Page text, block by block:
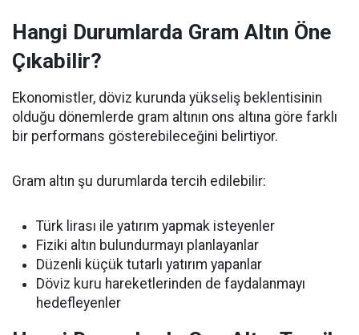
Hangi Durumlarda Gram Altın Öne
Çıkabilir?
Ekonomistler, döviz kurunda yükseliş beklentisinin
olduğu dönemlerde gram altının ons altına göre farklı
bir performans gösterebileceğini belirtiyor.
Gram altın şu durumlarda tercih edilebilir:
Türk lirası ile yatırım yapmak isteyenler
Fiziki altın bulundurmayı planlayanlar
Düzenli küçük tutarlı yatırım yapanlar
Döviz kuru hareketlerinden de faydalanmayı
hedefleyenler